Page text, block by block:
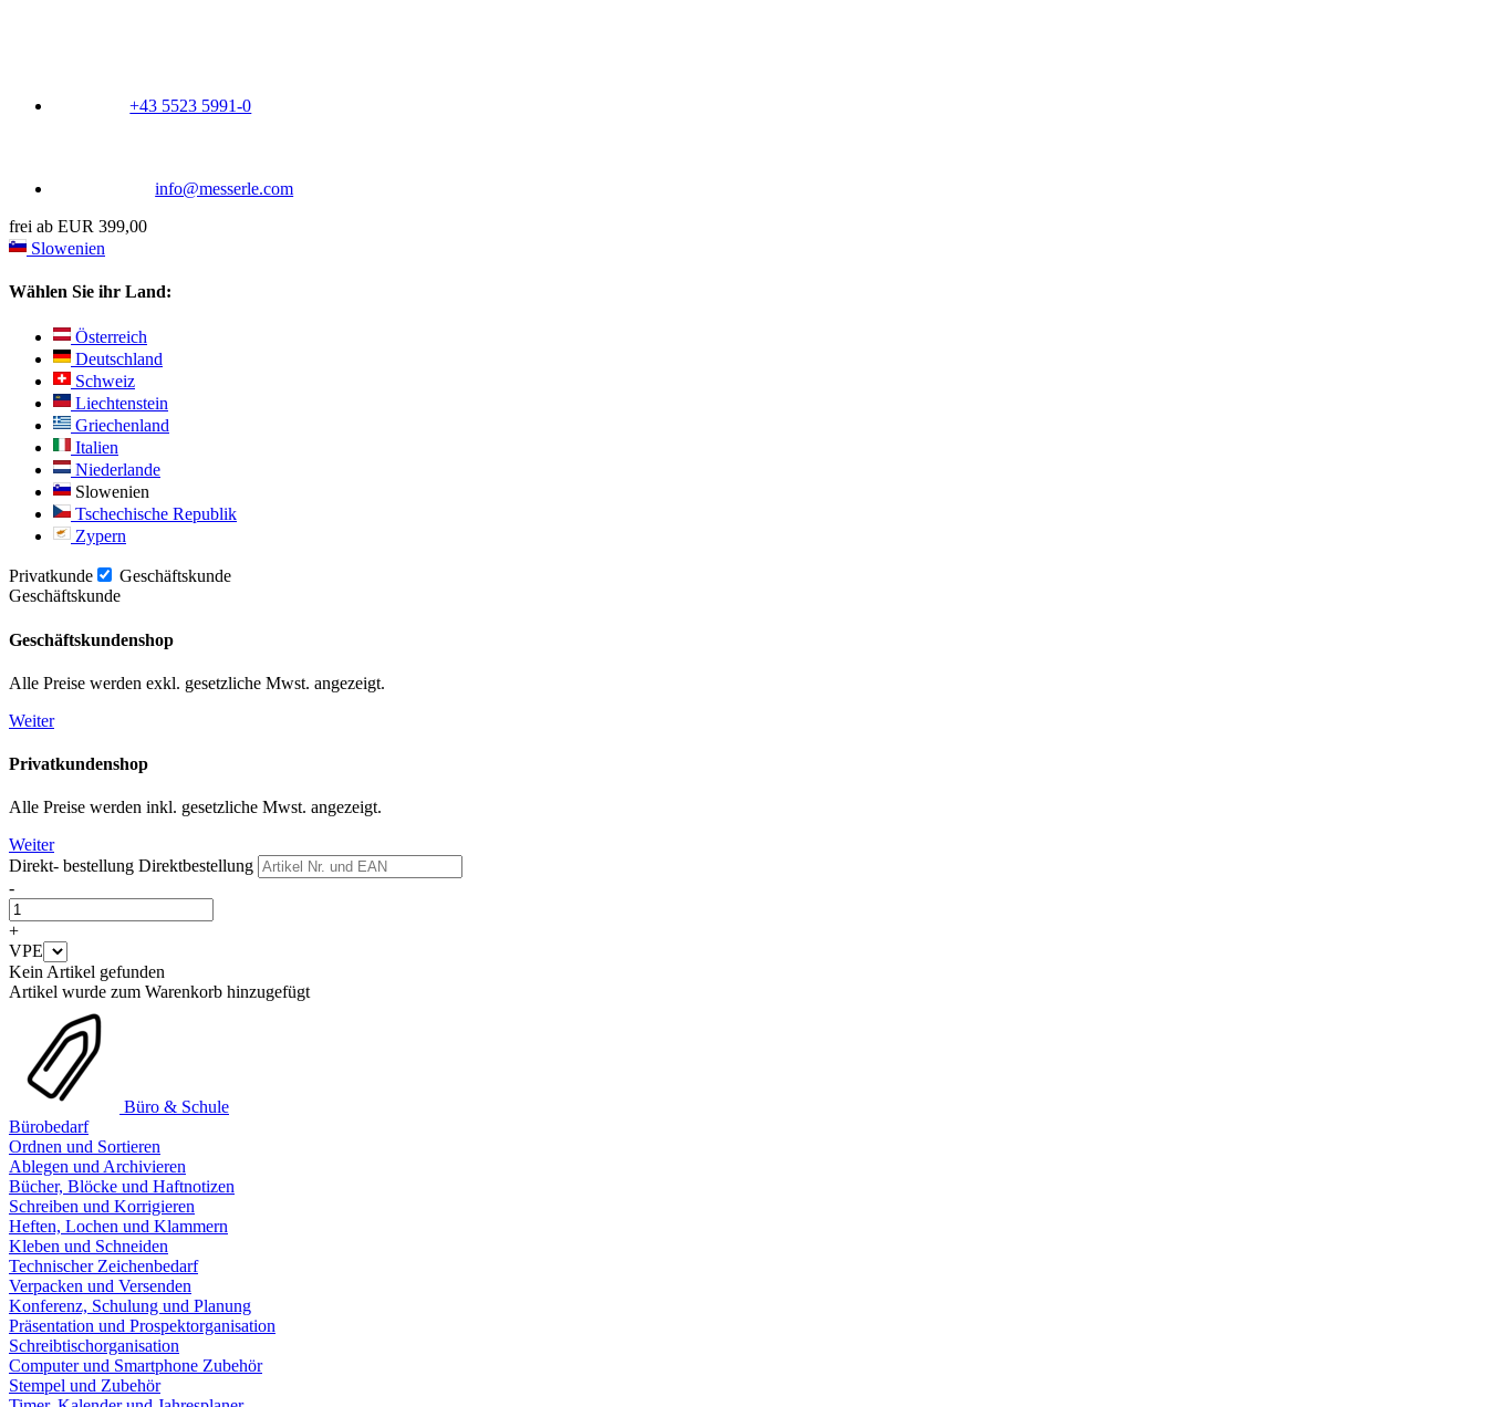
+43 5523 5991-0
info@messerle.com
frei ab EUR 399,00
Slowenien
Wählen Sie ihr Land:
Österreich
Deutschland
Schweiz
Liechtenstein
Griechenland
Italien
Niederlande
Slowenien
Tschechische Republik
Zypern
Privatkunde
Geschäftskunde
Geschäftskunde
Geschäftskundenshop
Alle Preise werden exkl. gesetzliche Mwst. angezeigt.
Weiter
Privatkundenshop
Alle Preise werden inkl. gesetzliche Mwst. angezeigt.
Weiter
Direkt- bestellung Direktbestellung
-
+
VPE
Kein Artikel gefunden
Artikel wurde zum Warenkorb hinzugefügt
Büro & Schule
Bürobedarf
Ordnen und Sortieren
Ablegen und Archivieren
Bücher, Blöcke und Haftnotizen
Schreiben und Korrigieren
Heften, Lochen und Klammern
Kleben und Schneiden
Technischer Zeichenbedarf
Verpacken und Versenden
Konferenz, Schulung und Planung
Präsentation und Prospektorganisation
Schreibtischorganisation
Computer und Smartphone Zubehör
Stempel und Zubehör